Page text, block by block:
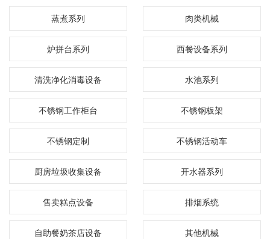
蒸煮系列 肉类机械
炉拼台系列 西餐设备系列
清洗净化消毒设备 水池系列
不锈钢工作柜台 不锈钢板架
不锈钢定制 不锈钢活动车
厨房垃圾收集设备 开水器系列
售卖糕点设备 排烟系统
自助餐奶茶店设备 其他机械